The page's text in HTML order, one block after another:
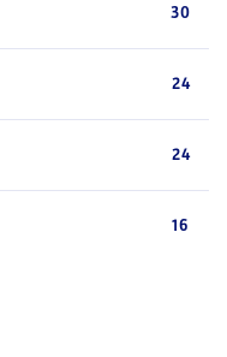
30
24
24
16